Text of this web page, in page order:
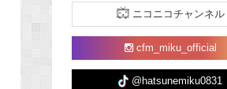
ニコニコチャンネル
cfm_miku_official
@hatsunemiku0831